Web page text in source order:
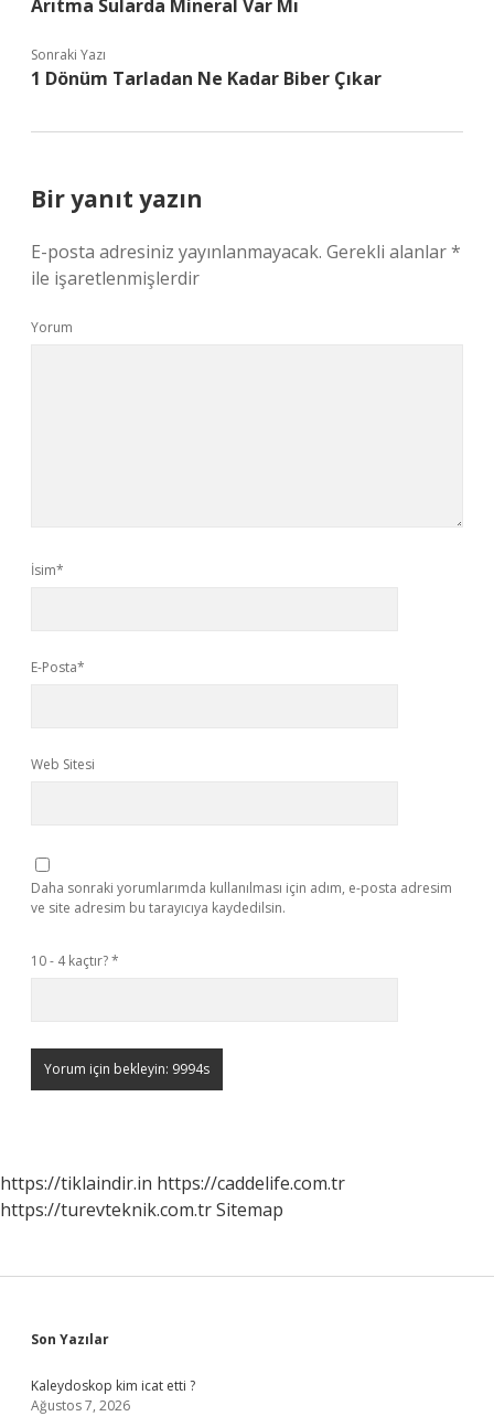
Arıtma Sularda Mineral Var Mı
Sonraki Yazı
1 Dönüm Tarladan Ne Kadar Biber Çıkar
Bir yanıt yazın
E-posta adresiniz yayınlanmayacak. Gerekli alanlar*
ile işaretlenmişlerdir
Yorum
İsim*
E-Posta*
Web Sitesi
Daha sonraki yorumlarımda kullanılması için adım, e-posta adresim
ve site adresim bu tarayıcıya kaydedilsin.
10 - 4 kaçtır?*
https://tiklaindir.in https://caddelife.com.tr
https://turevteknik.com.trSitemap
Sidebar
Son Yazılar
Kaleydoskop kim icat etti ?
Ağustos 7, 2026